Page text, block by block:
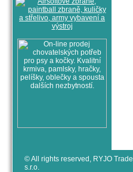
© All rights reserved, RYJO Trade
s.r.o.